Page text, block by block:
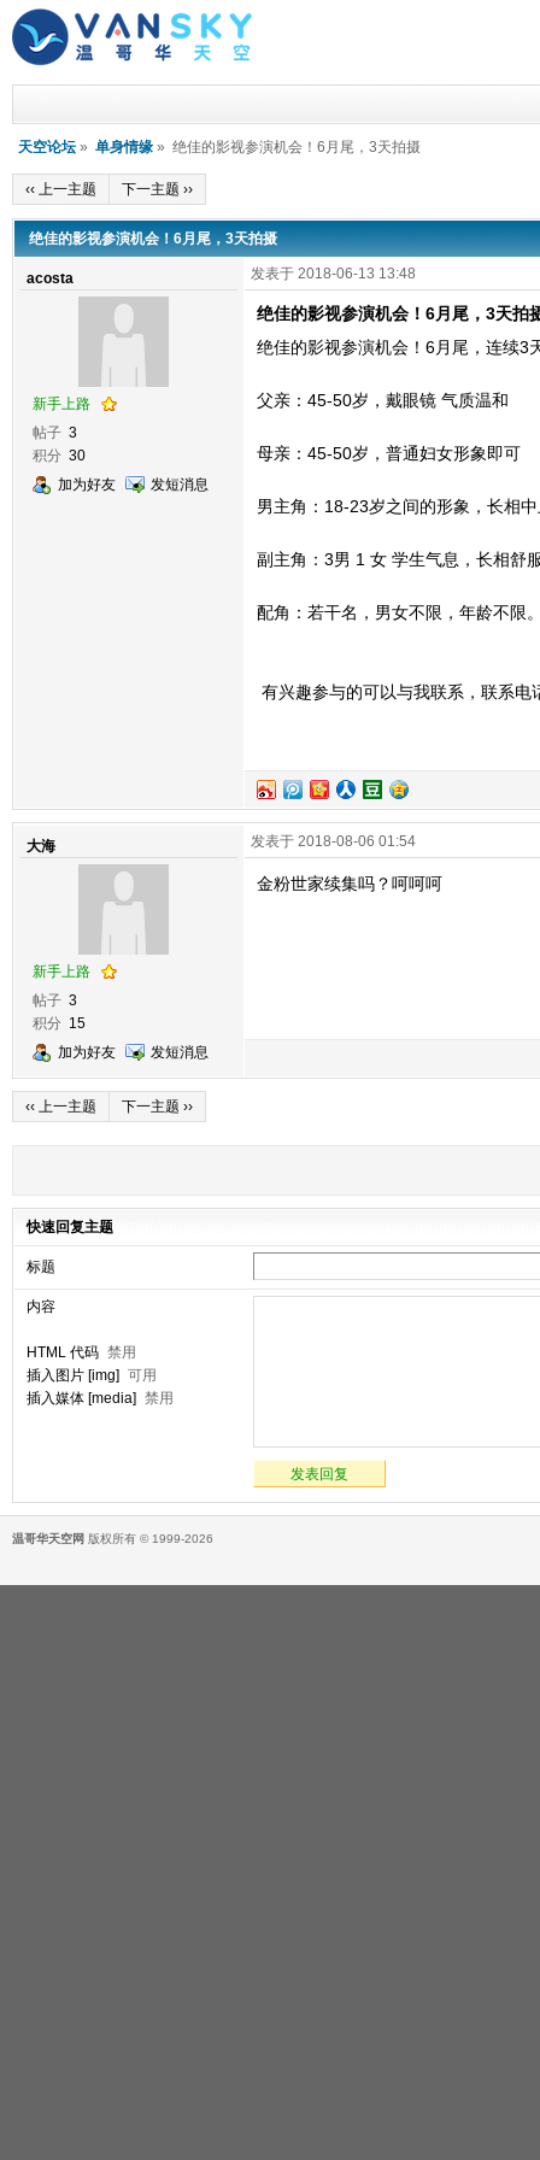
天空论坛 » 单身情缘 » 绝佳的影视参演机会！6月尾，3天拍摄
‹‹ 上一主题 下一主题 ››
绝佳的影视参演机会！6月尾，3天拍摄
acosta
新手上路
帖子 3
积分 30
加为好友
发短消息
发表于 2018-06-13 13:48
绝佳的影视参演机会！6月尾，3天拍
绝佳的影视参演机会！6月尾，连续3
父亲：45-50岁，戴眼镜 气质温和
母亲：45-50岁，普通妇女形象即可
男主角：18-23岁之间的形象，长相
副主角：3男 1 女 学生气息，长相舒
配角：若干名，男女不限，年龄不限
有兴趣参与的可以与我联系，联系电
大海
新手上路
帖子 3
积分 15
加为好友
发短消息
发表于 2018-08-06 01:54
金粉世家续集吗？呵呵呵
‹‹ 上一主题 下一主题 ››
快速回复主题
标题
内容
HTML 代码 禁用
插入图片 [img] 可用
插入媒体 [media] 禁用
发表回复
温哥华天空网 版权所有 © 1999-2026